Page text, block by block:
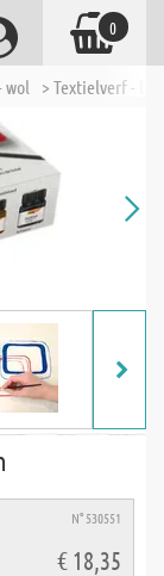
wol > Textielverf -
N° 530551
€ 18,35
0